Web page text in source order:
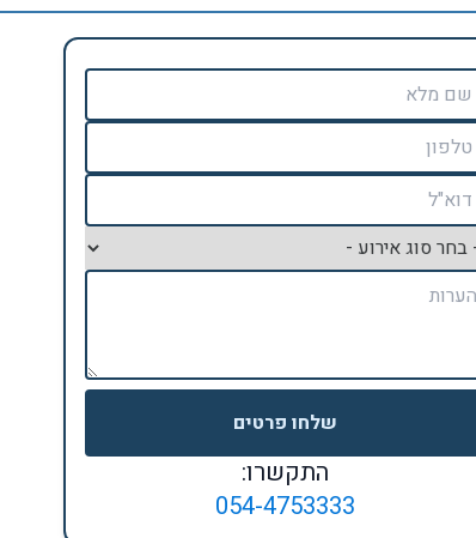
שלחו פרטים
התקשרו:
054-4753333